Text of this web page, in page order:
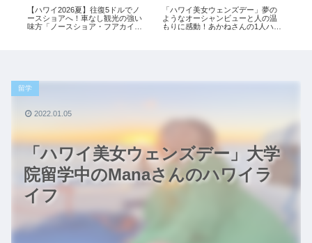
【ハワイ2026夏】往復5ドルでノ
ースショアへ！車なし観光の強い
味方「ノースショア・フアカイ」
「ハワイ美女ウェンズデー」夢の
ようなオーシャンビューと人の温
もりに感動！あかねさんの1人ハワ
「ハワイ美女ウェンズデー」大学
院留学中のManaさんのハワイラ
イフ
留学
2022.01.05